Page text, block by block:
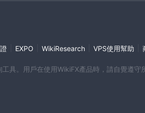
EXPO WikiResearch VPS使用幫助
具。用戶在使用WikiFX產品時，請自覺遵守